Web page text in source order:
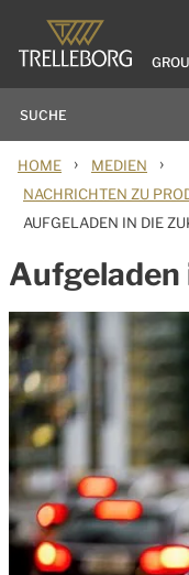
HOME › MEDIEN ›
NACHRICHTEN ZU
AUFGELADEN IN DIE